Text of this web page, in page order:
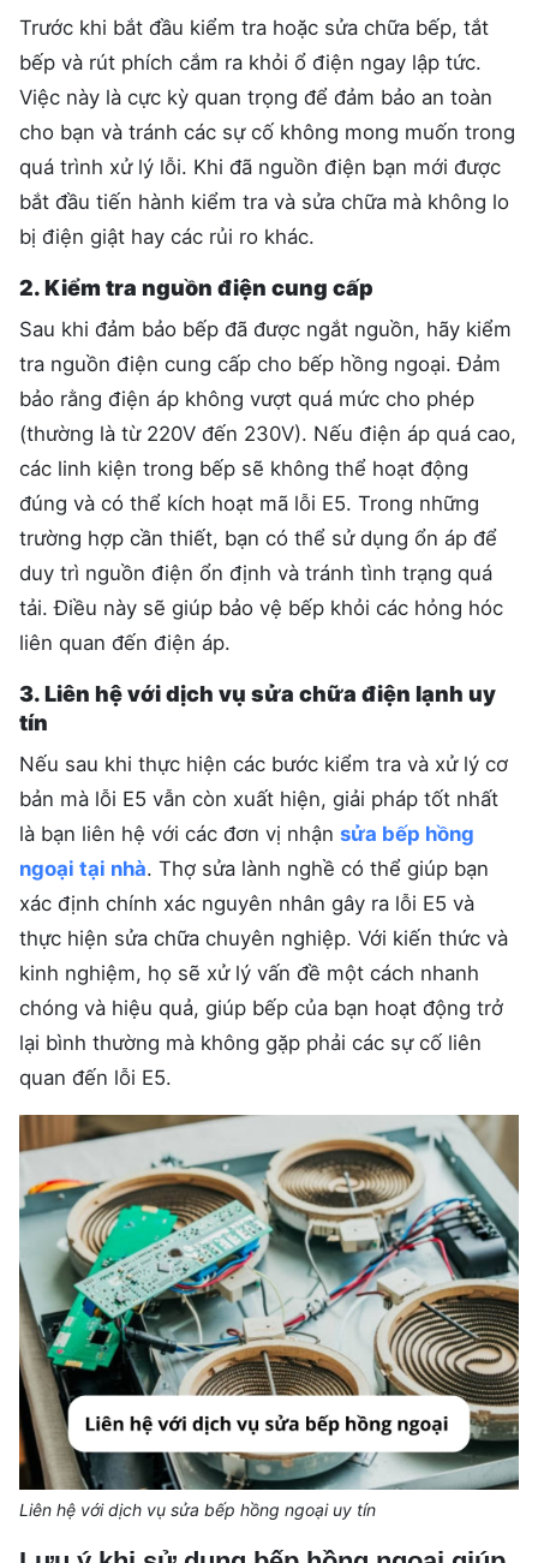
Trước khi bắt đầu kiểm tra hoặc sửa chữa bếp, tắt
bếp và rút phích cắm ra khỏi ổ điện ngay lập tức.
Việc này là cực kỳ quan trọng để đảm bảo an toàn
cho bạn và tránh các sự cố không mong muốn trong
quá trình xử lý lỗi. Khi đã nguồn điện bạn mới được
bắt đầu tiến hành kiểm tra và sửa chữa mà không lo
bị điện giật hay các rủi ro khác.
2. Kiểm tra nguồn điện cung cấp
Sau khi đảm bảo bếp đã được ngắt nguồn, hãy kiểm
tra nguồn điện cung cấp cho bếp hồng ngoại. Đảm
bảo rằng điện áp không vượt quá mức cho phép
(thường là từ 220V đến 230V). Nếu điện áp quá cao,
các linh kiện trong bếp sẽ không thể hoạt động
đúng và có thể kích hoạt mã lỗi E5. Trong những
trường hợp cần thiết, bạn có thể sử dụng ổn áp để
duy trì nguồn điện ổn định và tránh tình trạng quá
tải. Điều này sẽ giúp bảo vệ bếp khỏi các hỏng hóc
liên quan đến điện áp.
3. Liên hệ với dịch vụ sửa chữa điện lạnh uy
tín
Nếu sau khi thực hiện các bước kiểm tra và xử lý cơ
bản mà lỗi E5 vẫn còn xuất hiện, giải pháp tốt nhất
là bạn liên hệ với các đơn vị nhận sửa bếp hồng
ngoại tại nhà. Thợ sửa lành nghề có thể giúp bạn
xác định chính xác nguyên nhân gây ra lỗi E5 và
thực hiện sửa chữa chuyên nghiệp. Với kiến thức và
kinh nghiệm, họ sẽ xử lý vấn đề một cách nhanh
chóng và hiệu quả, giúp bếp của bạn hoạt động trở
lại bình thường mà không gặp phải các sự cố liên
quan đến lỗi E5.
Liên hệ với dịch vụ sửa bếp hồng ngoại uy tín